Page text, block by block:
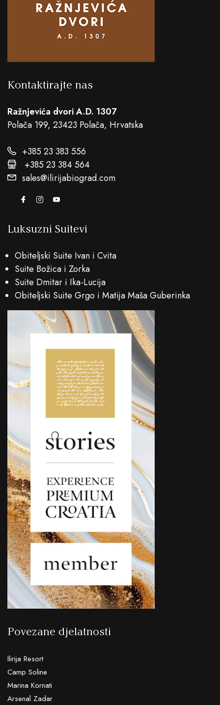
Kontaktirajte nas
Ražnjevića dvori A.D. 1307
Polača 199, 23423 Polača, Hrvatska
+385 23 383 556
+385 23 384 564
sales@ilirijabiograd.com
Luksuzni Suitevi
Obiteljski Suite Ivan i Cvita
Suite Božica i Zorka
Suite Dmitar i Ika-Lucija
Obiteljski Suite Grgo i Matija Maša Guberinka
Povezane djelatnosti
Ilirija Resort
Camp Soline
Marina Kornati
Arsenal Zadar